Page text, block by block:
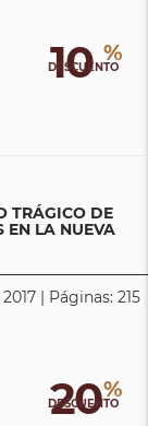
10 %
DESCUENTO
TRÁGICO DE
EN LA NUEVA
| Páginas: 215
20%
DESCUENTO